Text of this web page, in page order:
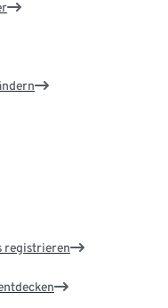
registrieren